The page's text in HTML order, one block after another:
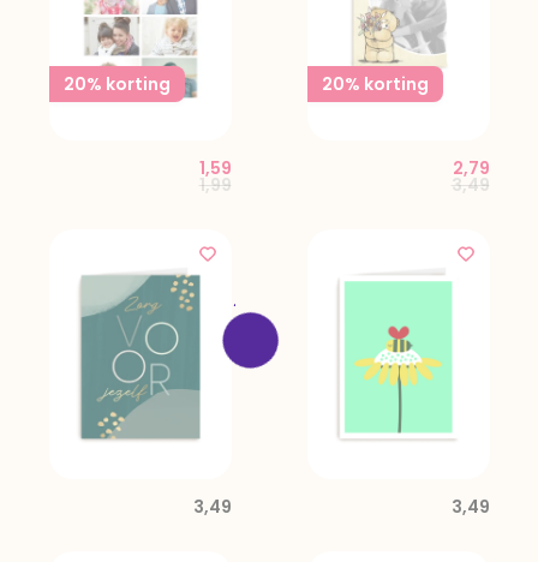
20% korting
Price reduced from
1,99to
1,59
20% korting
Price
3,49to
2,79
3,49 3,49